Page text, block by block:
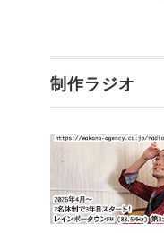
制作ラジオ